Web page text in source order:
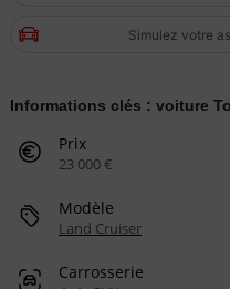
Simulez votre
Informations clés : voiture
Prix
23 000 €
Modèle
Land Cruiser
Carrosserie